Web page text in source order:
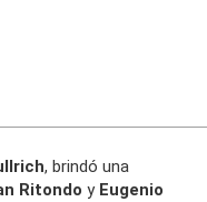
, brindó una
Ritondo y Eugenio